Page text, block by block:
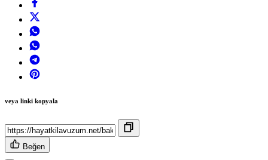
veya linki kopyala
Beğen